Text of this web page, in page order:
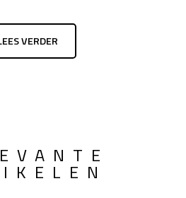
VERDER